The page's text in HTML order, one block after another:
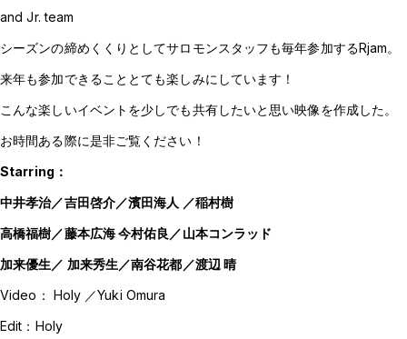
and Jr. team
シーズンの締めくくりとしてサロモンスタッフも毎年参加するRjam。
来年も参加できることとても楽しみにしています！
こんな楽しいイベントを少しでも共有したいと思い映像を作成した。
お時間ある際に是非ご覧ください！
Starring：
中井孝治／吉田啓介／濱田海人 ／稲村樹
高橋福樹／藤本広海 今村佑良／山本コンラッド
加来優生／ 加来秀生／南谷花都／渡辺 晴
Video： Holy ／Yuki Omura
Edit：Holy